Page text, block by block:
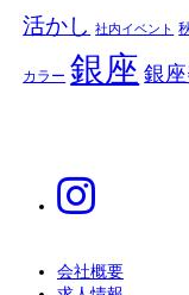
活かし
社内イベント
カラー 銀座 銀
会社概要